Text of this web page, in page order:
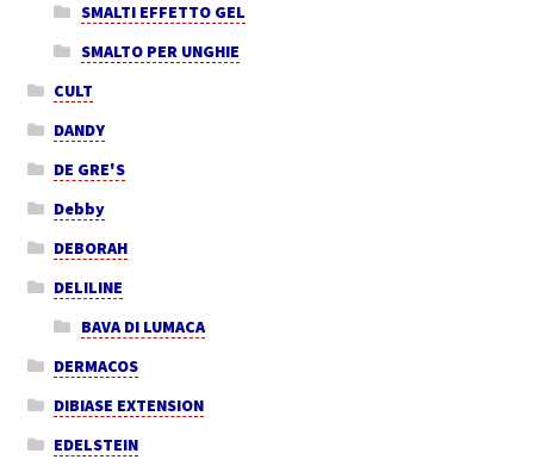
SMALTI EFFETTO GEL
SMALTO PER UNGHIE
CULT
DANDY
DE GRE'S
Debby
DEBORAH
DELILINE
BAVA DI LUMACA
DERMACOS
DIBIASE EXTENSION
EDELSTEIN